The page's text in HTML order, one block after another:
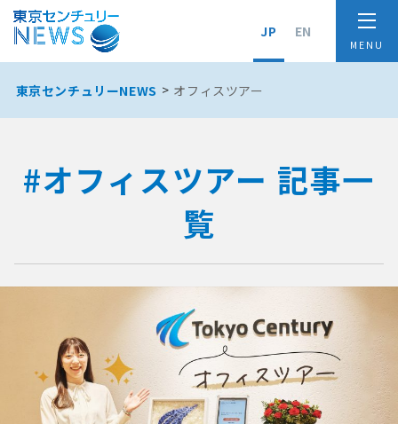
JP EN
東京センチュリーNEWS オフィスツアー
#オフィスツアー 記事一
覧